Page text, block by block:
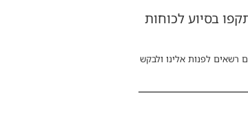
בסיוע לכוחות
רשאים לפנות אלינו ולבקש